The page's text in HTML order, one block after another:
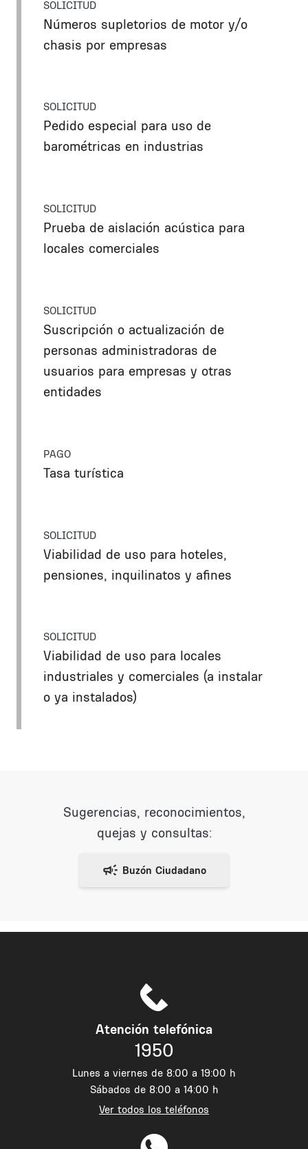
SOLICITUD
Números supletorios de motor y/o
chasis por empresas
SOLICITUD
Pedido especial para uso de
barométricas en industrias
SOLICITUD
Prueba de aislación acústica para
locales comerciales
SOLICITUD
Suscripción o actualización de
personas administradoras de
usuarios para empresas y otras
entidades
PAGO
Tasa turística
SOLICITUD
Viabilidad de uso para hoteles,
pensiones, inquilinatos y afines
SOLICITUD
Viabilidad de uso para locales
industriales y comerciales (a instalar
o ya instalados)
Sugerencias, reconocimientos,
quejas y consultas:
Atención telefónica
1950
Lunes a viernes de 8:00 a 19:00 h
Sábados de 8:00 a 14:00 h
Ver todos los teléfonos